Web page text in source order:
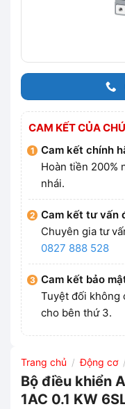
CAM KẾT CỦA
Cam kết chính
Hoàn tiền 200%
nhái.
Cam kết tư vấn
Chuyên gia tư
0827 888 528
Cam kết bảo
Tuyệt đối không
cho bên thứ 3.
Trang chủ / Động cơ /
Bộ điều khiển
1AC 0.1 KW